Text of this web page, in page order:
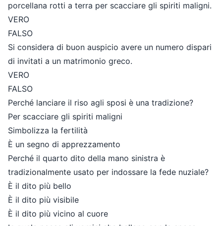
porcellana rotti a terra per scacciare gli spiriti maligni.
VERO
FALSO
Si considera di buon auspicio avere un numero dispari
di invitati a un matrimonio greco.
VERO
FALSO
Perché lanciare il riso agli sposi è una tradizione?
Per scacciare gli spiriti maligni
Simbolizza la fertilità
È un segno di apprezzamento
Perché il quarto dito della mano sinistra è
tradizionalmente usato per indossare la fede nuziale?
È il dito più bello
È il dito più visibile
È il dito più vicino al cuore